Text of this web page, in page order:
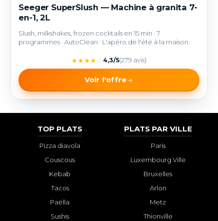
Seeger SuperSlush — Machine à granita 7-
en-1, 2L
Slush, milkshakes, frozen cocktails en 15 min · 7
programmes · AutoClean · L'apéro de l'été à la maison.
★★★★ 4,3/5(279 avis)
Voir l'offre
TOP PLATS
Pizza diavola
Couscous
Kebab
Tacos
Paëlla
Sushis
PLATS PAR VILLE
Paris
Luxembourg Ville
Bruxelles
Arlon
Metz
Thionville